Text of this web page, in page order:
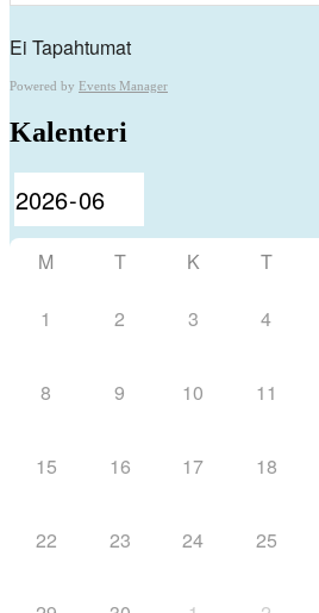
Ei Tapahtumat
Powered by Events Manager
Kalenteri
M T K T
1 2 3 4
8 9 10 11
15 16 17 18
22 23 24 25